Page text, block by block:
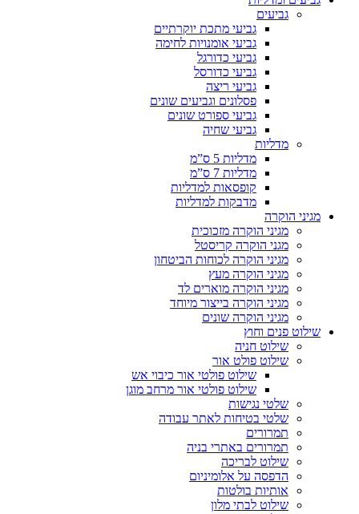
גביעים
גביעי מתכת יוקרתיים
גביעי אומנויות לחימה
גביעי כדורגל
גביעי כדורסל
גביעי ריצה
פסלונים וגביעים שונים
גביעי ספורט שונים
גביעי שחיה
מדליות
מדליות 5 ס”מ
מדליות 7 ס”מ
קופסאות למדליות
מדבקות למדליות
מגיני הוקרה
מגיני הוקרה מזכוכית
מגני הוקרה קריסטל
מגיני הוקרה לכוחות הביטחון
מגיני הוקרה מעץ
מגיני הוקרה מוארים לד
מגיני הוקרה בייצור מיוחד
מגיני הוקרה שונים
שילוט פנים וחוץ
שילוט חניה
שילוט פולט אור
שילוט פולטי אור כיבוי אש
שילוט פולטי אור מרחב מוגן
שלטי נגישות
שלטי בטיחות לאתר עבודה
תמרורים
תמרורים באתרי בניה
שילוט לבריכה
הדפסה על אלומיניום
אותיות בולטות
שילוט לבתי מלון